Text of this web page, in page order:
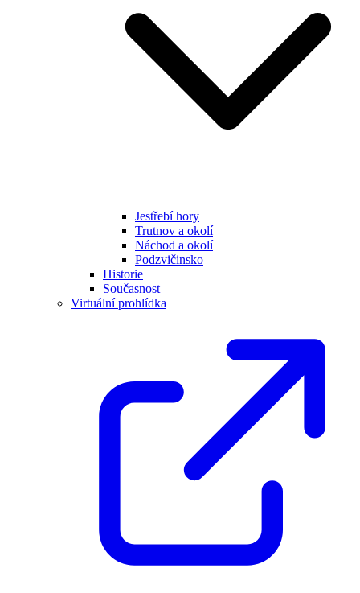
Jestřebí hory
Trutnov a okolí
Náchod a okolí
Podzvičinsko
Historie
Současnost
Virtuální prohlídka